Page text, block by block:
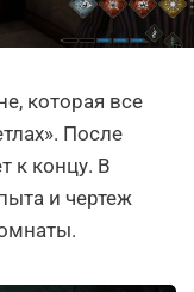
которая все
После
к концу. В
и чертеж